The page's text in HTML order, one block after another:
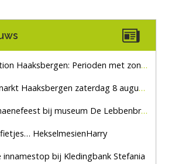
Haaksbergen: Perioden met zon en droog
zaterdag 8 augustus, marktplein Haaksbergen
bij museum De Lebbenbrugge
HekselmesienHarry
innamestop bij Kledingbank Stefania